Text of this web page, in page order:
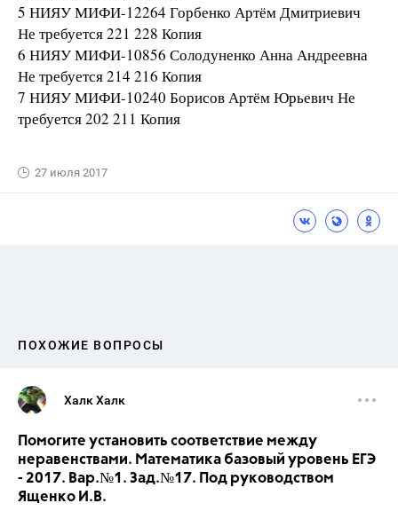
5 НИЯУ МИФИ-12264 Горбенко Артём Дмитриевич
Не требуется 221 228 Копия
6 НИЯУ МИФИ-10856 Солодуненко Анна Андреевна
Не требуется 214 216 Копия
7 НИЯУ МИФИ-10240 Борисов Артём Юрьевич Не
требуется 202 211 Копия
27 июля 2017
ПОХОЖИЕ ВОПРОСЫ
Халк Халк
Помогите установить соответствие между
неравенствами. Математика базовый уровень ЕГЭ
- 2017. Вар.№1. Зад.№17. Под руководством
Ященко И.В.